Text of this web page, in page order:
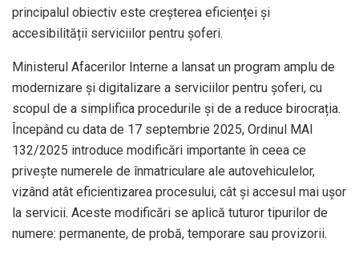
principalul obiectiv este creșterea eficienței și
accesibilității serviciilor pentru șoferi.
Ministerul Afacerilor Interne a lansat un program amplu de
modernizare și digitalizare a serviciilor pentru șoferi, cu
scopul de a simplifica procedurile și de a reduce birocrația.
Începând cu data de 17 septembrie 2025, Ordinul MAI
132/2025 introduce modificări importante în ceea ce
privește numerele de înmatriculare ale autovehiculelor,
vizând atât eficientizarea procesului, cât și accesul mai ușor
la servicii. Aceste modificări se aplică tuturor tipurilor de
numere: permanente, de probă, temporare sau provizorii.